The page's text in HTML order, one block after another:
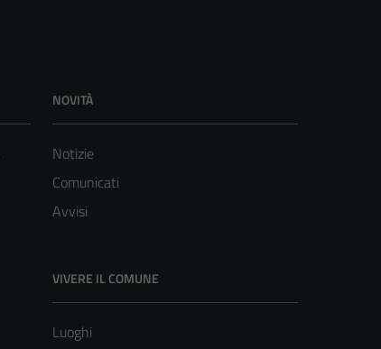
NOVITÀ
Notizie
Comunicati
Avvisi
VIVERE IL COMUNE
Luoghi